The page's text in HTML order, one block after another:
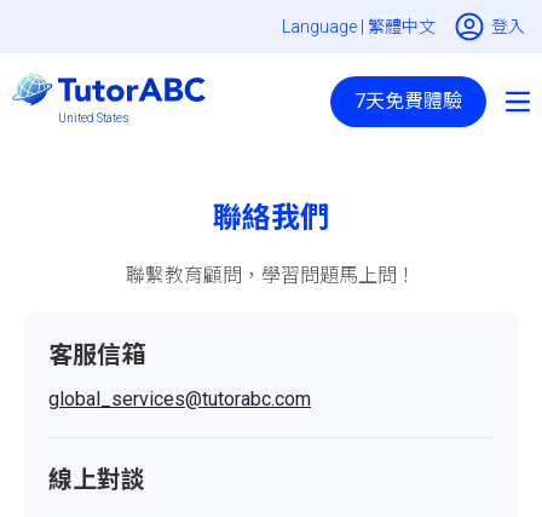
Language | 繁體中文 登入
United States
7天免費體驗
聯絡我們
聯繫教育顧問，學習問題馬上問！
客服信箱
global_services@tutorabc.com
線上對談